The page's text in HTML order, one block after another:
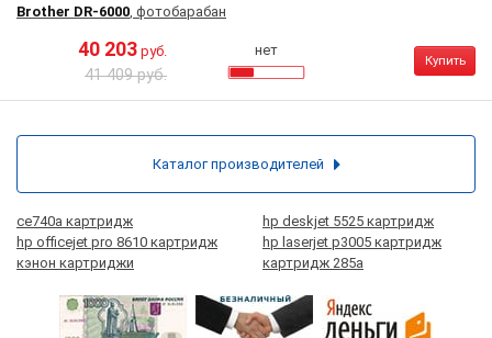
Brother DR-6000, фотобарабан
40 203 руб.
41 409 руб.
нет
Купить
ce740a картридж
hp deskjet 5525 картридж
hp officejet pro 8610 картридж
hp laserjet p3005 картридж
кэнон картриджи
картридж 285а